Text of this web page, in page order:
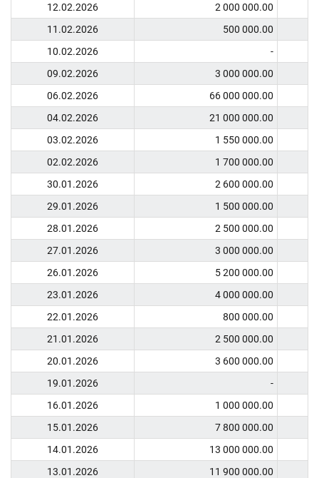
12.02.2026
2 000 000.00
11.02.2026
500 000.00
10.02.2026
-
09.02.2026
3 000 000.00
06.02.2026
66 000 000.00
04.02.2026
21 000 000.00
03.02.2026
1 550 000.00
02.02.2026
1 700 000.00
30.01.2026
2 600 000.00
29.01.2026
1 500 000.00
28.01.2026
2 500 000.00
27.01.2026
3 000 000.00
26.01.2026
5 200 000.00
23.01.2026
4 000 000.00
22.01.2026
800 000.00
21.01.2026
2 500 000.00
20.01.2026
3 600 000.00
19.01.2026
-
16.01.2026
1 000 000.00
15.01.2026
7 800 000.00
14.01.2026
13 000 000.00
13.01.2026
11 900 000.00